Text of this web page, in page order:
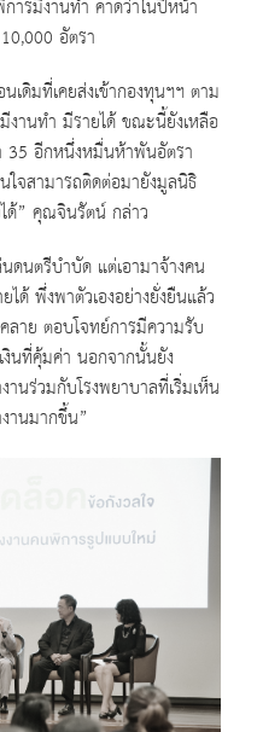
ารมีงานทำ คาดว่าในปีหน้า
อัตรา
เดิมที่เคยส่งเข้ากองทุนฯฯ ตาม
งานทำ มีรายได้ ขณะนี้ยังเหลือ
35 อีกหนึ่งหมื่นห้าพันอัตรา
ใจสามารถติดต่อมายังมูลนิธิ
ด้” คุณจินรัตน์ กล่าว
ดนตรีบำบัด แต่เอามาจ้างคน
ด้ พึ่งพาตัวเองอย่างยั่งยืนแล้ว
ลาย ตอบโจทย์การมีความรับ
นที่คุ้มค่า นอกจากนั้นยัง
นร่วมกับโรงพยาบาลที่เริ่มเห็น
านมากขึ้น”